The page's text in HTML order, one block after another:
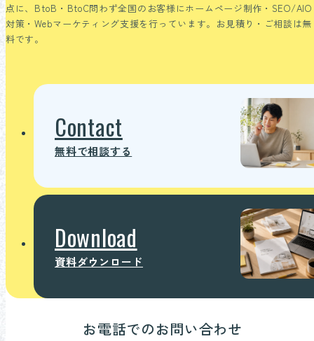
点に、BtoB・BtoC問わず全国のお客様にホームページ制作・SEO/AIO
対策・Webマーケティング支援を行っています。お見積り・ご相談は無
料です。
Contact
無料で相談する
Download
資料ダウンロード
お電話でのお問い合わせ